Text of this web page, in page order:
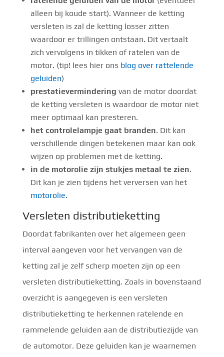
alleen bij koude start). Wanneer de ketting
versleten is zal de ketting losser zitten
waardoor er trillingen ontstaan. Dit vertaalt
zich vervolgens in tikken of ratelen van de
motor. (tip! lees hier ons blog over rattelende
geluiden)
prestatievermindering van de motor doordat
de ketting versleten is waardoor de motor niet
meer optimaal kan presteren.
het controlelampje gaat branden. Dit kan
verschillende dingen betekenen maar kan ook
wijzen op problemen met de ketting.
in de motorolie zijn stukjes metaal te zien.
Dit kan je zien tijdens het verversen van het
motorolie.
Versleten distributieketting
Doordat fabrikanten over het algemeen geen
interval aangeven voor het vervangen van de
ketting zal je zelf scherp moeten zijn op een
versleten distributieketting. Zoals in bovenstaand
overzicht is aangegeven is een versleten
distributieketting te herkennen ratelende en
rammelende geluiden aan de distributiezijde van
de automotor. Deze geluiden kan je waarnemen